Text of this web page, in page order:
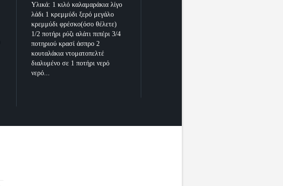
Υλικά: 1 κιλό καλαμαράκια λίγο
λάδι 1 κρεμμύδι ξερό μεγάλο
κρεμμύδι φρέσκο(όσο θέλετε)
1/2 ποτήρι ρύζι αλάτι πιπέρι 3/4
ποτηριού κρασί άσπρο 2
κουταλάκια ντοματοπελτέ
διαλυμένο σε 1 ποτήρι νερό
νερό...